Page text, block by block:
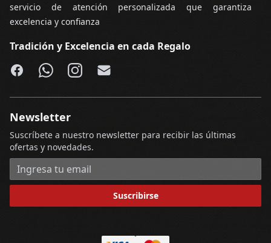
servicio de atención personalizada que garantiza
excelencia y confianza
Tradición y Excelencia en cada Regalo
Facebook
WhatsApp
Instagram
Email
Newsletter
Suscríbete a nuestro newsletter para recibir las últimas
ofertas y novedades.
Dirección de correo electrónico
Suscribirse